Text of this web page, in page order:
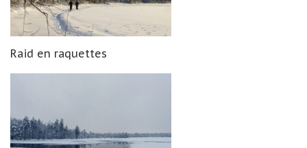
Raid en raquettes